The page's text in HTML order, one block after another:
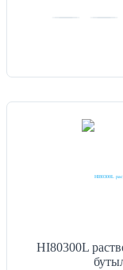
HI80300L